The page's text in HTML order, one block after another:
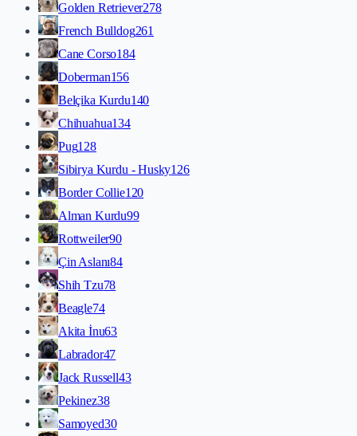
Golden Retriever278
French Bulldog261
Cane Corso184
Doberman156
Belçika Kurdu140
Chihuahua134
Pug128
Sibirya Kurdu - Husky126
Border Collie120
Alman Kurdu99
Rottweiler90
Çin Aslanı84
Shih Tzu78
Beagle74
Akita İnu63
Labrador47
Jack Russell43
Pekinez38
Samoyed30